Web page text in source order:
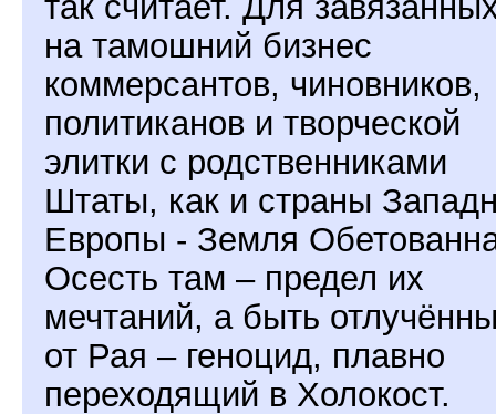
на тамошний бизнес
коммерсантов, чиновников,
политиканов и творческой
элитки с родственниками
Штаты, как и страны
Европы - Земля
Осесть там – предел их
мечтаний, а быть
от Рая – геноцид, плавно
переходящий в Холокост.